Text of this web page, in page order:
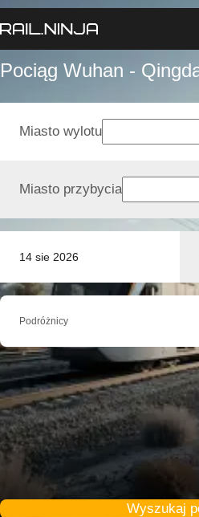
Pociąg Wuhan -
14 sie 2026
Miasto wylotu
Miasto przybycia
Podróżnicy
Wyszukaj